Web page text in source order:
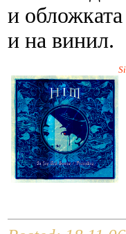
и обложката
и на винил.